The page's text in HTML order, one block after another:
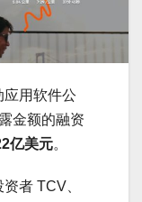
用软件公
金额的融资
亿美元。
者 TCV、